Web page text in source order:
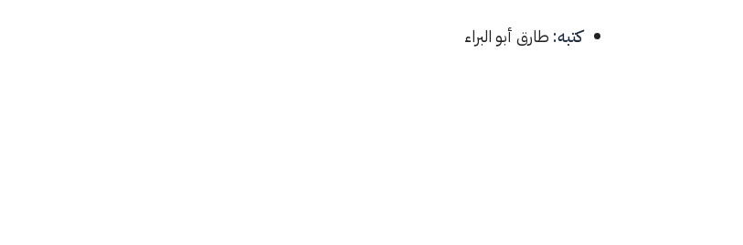
كتبه: طارق أبو البراء